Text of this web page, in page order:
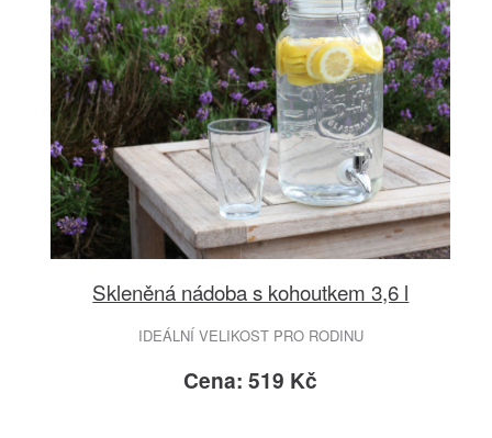
Skleněná nádoba s kohoutkem 3,6 l
IDEÁLNÍ VELIKOST PRO RODINU
Cena: 519 Kč